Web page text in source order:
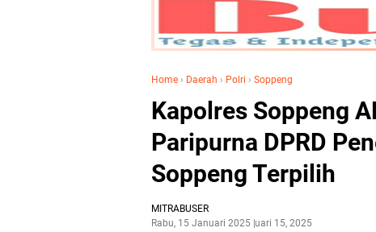
Home › Daerah › Polri › Soppeng
Kapolres Soppeng
Paripurna DPRD
Soppeng Terpilih
MITRABUSER
Rabu, 15 Januari 2025Januari 15, 2025